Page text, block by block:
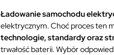
Ładowanie samochodu
elektrycznym. Choć proces ten
technologie, standardy oraz
trwałość baterii. Wybór